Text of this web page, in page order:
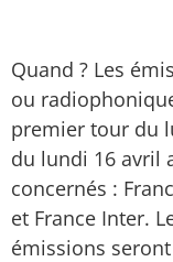
Quand ? Les
ou
premier tour du
du lundi 16 avril
concernés :
et France Inter.
émissions